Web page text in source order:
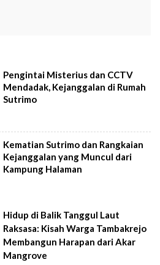
Pengintai Misterius dan CCTV
Mendadak, Kejanggalan di Rumah
Sutrimo
Kematian Sutrimo dan Rangkaian
Kejanggalan yang Muncul dari
Kampung Halaman
Hidup di Balik Tanggul Laut
Raksasa: Kisah Warga Tambakrejo
Membangun Harapan dari Akar
Mangrove